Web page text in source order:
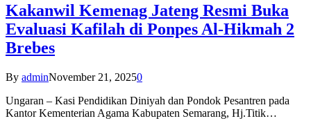
Kakanwil Kemenag Jateng Resmi Buka
Evaluasi Kafilah di Ponpes Al-Hikmah 2
Brebes
By adminNovember 21, 20250
Ungaran – Kasi Pendidikan Diniyah dan Pondok Pesantren pada
Kantor Kementerian Agama Kabupaten Semarang, Hj.Titik…